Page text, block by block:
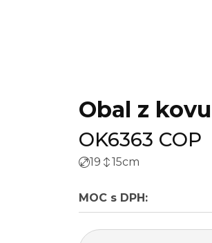
Obal z
OK6363 COP
19 15cm
MOC s DPH: